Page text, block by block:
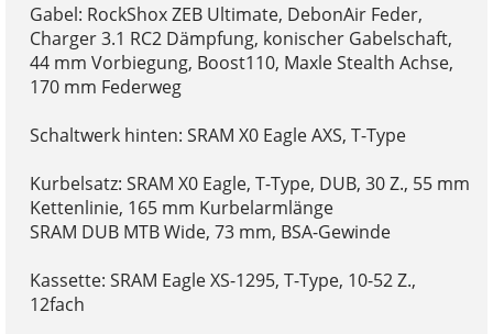
Gabel: RockShox ZEB Ultimate, DebonAir Feder,
Charger 3.1 RC2 Dämpfung, konischer Gabelschaft,
44 mm Vorbiegung, Boost110, Maxle Stealth Achse,
170 mm Federweg
Schaltwerk hinten: SRAM X0 Eagle AXS, T-Type
Kurbelsatz: SRAM X0 Eagle, T-Type, DUB, 30 Z., 55 mm
Kettenlinie, 165 mm Kurbelarmlänge
SRAM DUB MTB Wide, 73 mm, BSA-Gewinde
Kassette: SRAM Eagle XS-1295, T-Type, 10-52 Z.,
12fach